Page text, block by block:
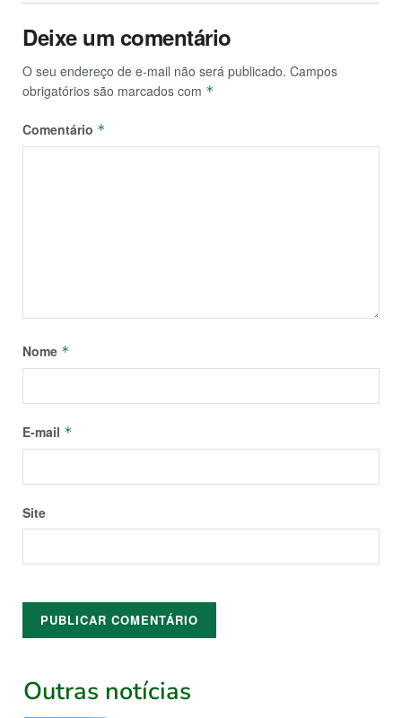
Deixe um comentário
O seu endereço de e-mail não será publicado. Campos
obrigatórios são marcados com *
Comentário *
Nome *
E-mail *
Site
Outras notícias